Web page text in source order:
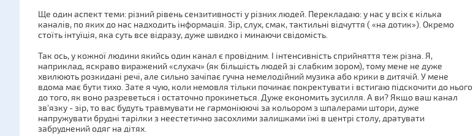
Ще один аспект теми: різний рівень сензитивності у різних людей. Перекладаю: у нас у всіх є кілька
каналів, по яких до нас надходить інформація. Зір, слух, смак, тактильні відчуття ( «на дотик»). Окремо
стоїть інтуїція, яка суть все відразу, дуже швидко і минаючи свідомість.
Так ось, у кожної людини якийсь один канал є провідним. І інтенсивність сприйняття теж різна. Я,
наприклад, яскраво виражений «слухач» (як більшість людей зі слабким зором), тому мене не дуже
хвилюють розкидані речі, але сильно зачіпає гучна немелодійний музика або крики в дитячій. У мене
вдома має бути тихо. Зате я чую, коли немовля тільки починає покректувати і встигаю підскочити до нього
до того, як воно разреветься і остаточно прокинеться. Дуже економить зусилля. А ви? Якщо ваш канал
зв'язку - зір, то вас будуть травмувати не гармоніюючі за кольором з шпалерами штори, дуже
напружувати брудні тарілки з неестетично засохлими залишками їжі в центрі столу, дратувати
забруднений одяг на дітях.